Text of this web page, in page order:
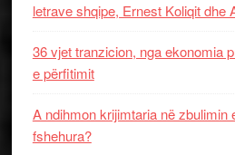
letrave shqipe, Ernest Koliqit dhe
36 vjet tranzicion, nga ekonomia
e përfitimit
A ndihmon krijimtaria në zbulimin
fshehura?